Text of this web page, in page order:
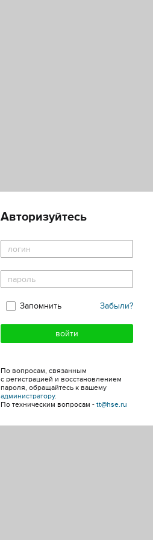
Авторизуйтесь
Забыли?
Запомнить
По вопросам, связанным
с регистрацией и восстановлением
пароля, обращайтесь к вашему
администратору.
По техническим вопросам - tt@hse.ru